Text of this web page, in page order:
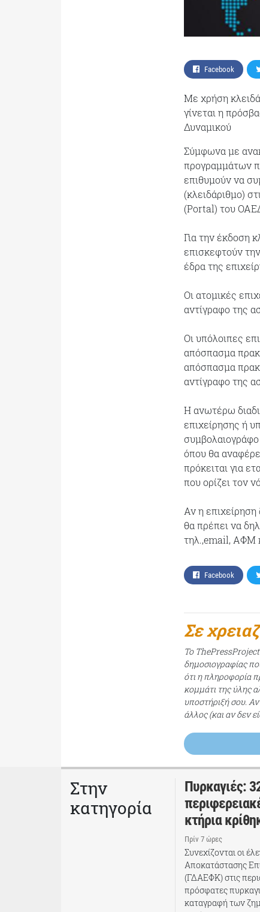
Facebook
Με χρήση
γίνεται η
Δυναμικού
Σύμφωνα με
προγραμμάτων
επιθυμούν να
(κλειδάριθμο)
(Portal) του
Για την έκδοση
επισκεφτούν
έδρα της
Οι ατομικές
αντίγραφο της
Οι υπόλοιπες
απόσπασμα
απόσπασμα
αντίγραφο της
Η ανωτέρω
επιχείρησης ή
όπου θα
πρόκειται για
που ορίζει τον
Αν η
θα πρέπει να
τηλ.,email, ΑΦΜ
Facebook
Σε
Το ThePressProject
δημοσιογραφίας
ότι η πληροφορία
κομμάτι της ύλης
υποστήριξή σου.
άλλος (και αν δεν
Στην
κατηγορία
Πυρκαγιές:
κτήρια
Πρίν 7 ώρες
Συνεχίζονται οι
Αποκατάστασης
(ΓΔΑΕΦΚ) στις
πρόσφατες
καταγραφή των